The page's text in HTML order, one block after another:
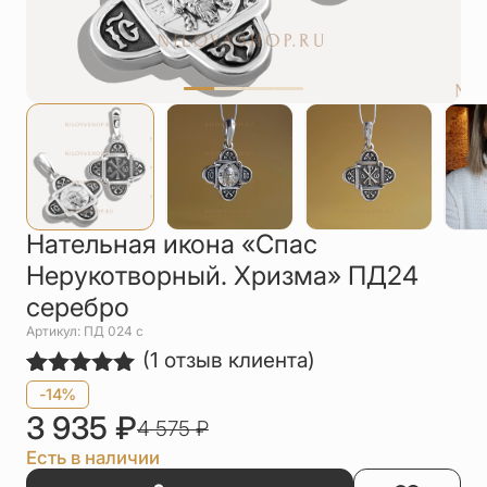
Упаковка
Цепи
Шнурки на
шею
Другое
Нательная икона «Спас
Нерукотворный. Хризма» ПД24
серебро
Артикул: ПД 024 с
Рейтинг
5.00из 5
на основе
опроса
1
пользователя
(1 отзыв клиента)
-14%
3 935 ₽4 575₽
Есть в наличии